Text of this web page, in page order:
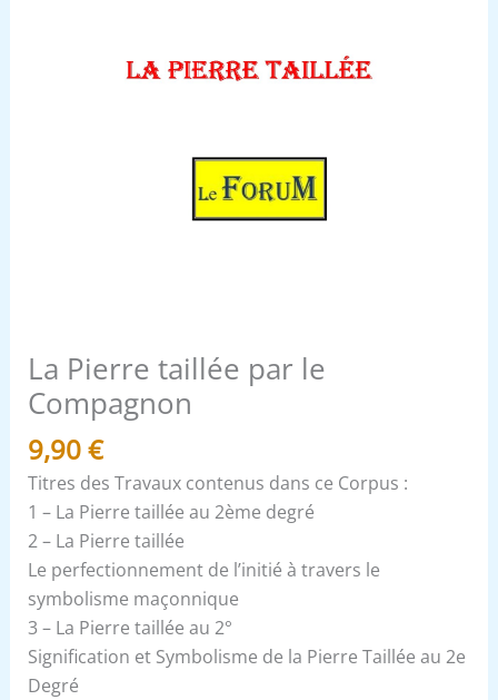
La Pierre taillée par le
Compagnon
9,90€
Titres des Travaux contenus dans ce Corpus :
1 – La Pierre taillée au 2ème degré
2 – La Pierre taillée
Le perfectionnement de l’initié à travers le
symbolisme maçonnique
3 – La Pierre taillée au 2°
Signification et Symbolisme de la Pierre Taillée au 2e
Degré